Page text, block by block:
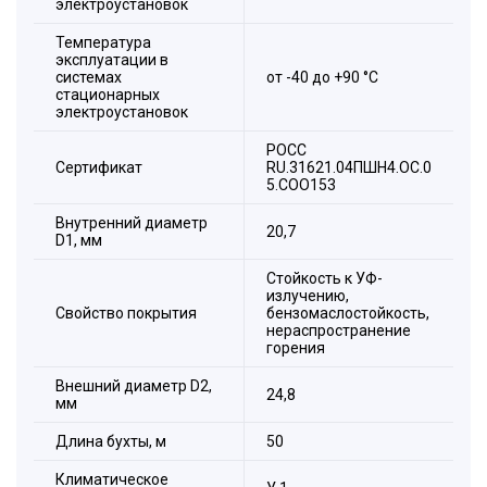
электроустановок
Температура
эксплуатации в
системах
стационарных
электроустановок
от -40 до +90 °С
Сертификат
РОСС
RU.31621.04ПШН4.ОС.0
5.СОО153
Внутренний диаметр
D1, мм
20,7
Свойство покрытия
Стойкость к УФ-
излучению,
бензомаслостойкость,
нераспространение
горения
Внешний диаметр D2,
мм
24,8
Длина бухты, м 50
Климатическое